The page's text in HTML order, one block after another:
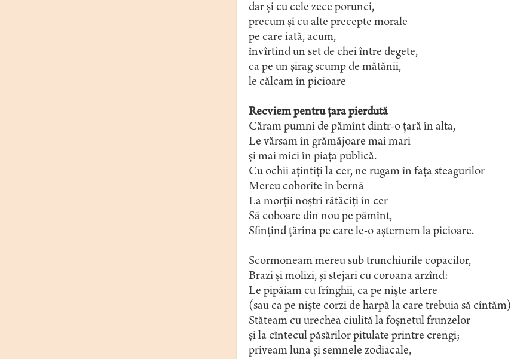
dar și cu cele zece porunci,
precum și cu alte precepte morale
pe care iată, acum,
învîrtind un set de chei între degete,
ca pe un șirag scump de mătănii,
le călcam în picioare
Recviem pentru țara pierdută
Căram pumni de pămînt dintr-o țară în alta,
Le vărsam în grămăjoare mai mari
și mai mici în piața publică.
Cu ochii ațintiți la cer, ne rugam în fața steagurilor
Mereu coborîte în bernă
La morții noștri rătăciți în cer
Să coboare din nou pe pămînt,
Sfințind țărîna pe care le-o așternem la picioare.
Scormoneam mereu sub trunchiurile copacilor,
Brazi și molizi, și stejari cu coroana arzînd:
Le pipăiam cu frînghii, ca pe niște artere
(sau ca pe niște corzi de harpă la care trebuia să cîntăm)
Stăteam cu urechea ciulită la foșnetul frunzelor
și la cîntecul păsărilor pitulate printre crengi;
priveam luna și semnele zodiacale,